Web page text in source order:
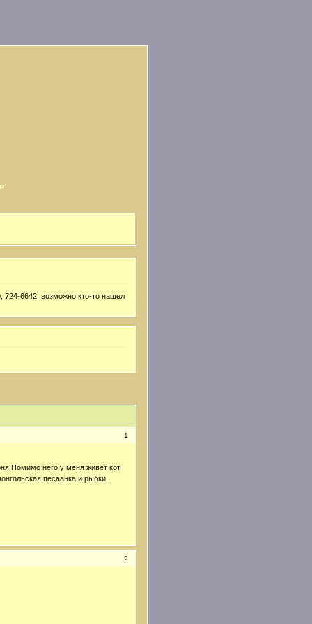
724-6642, возможно кто-то нашел
1
него у меня живёт кот
песаанка и рыбки.
2